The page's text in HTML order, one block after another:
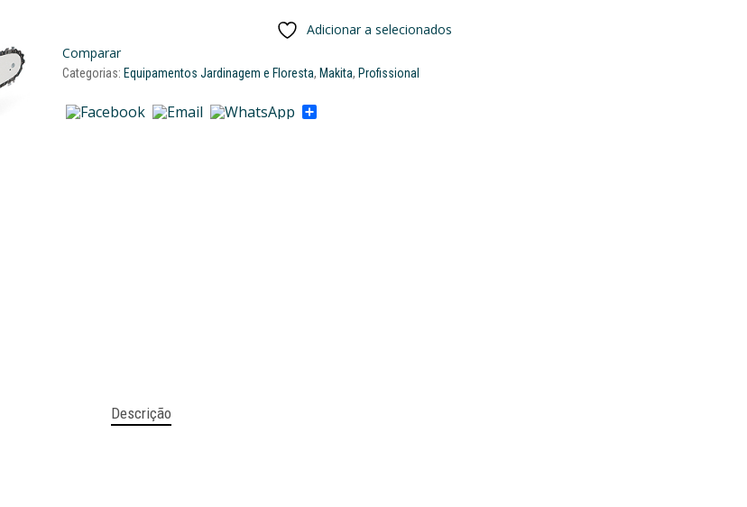
Adicionar a selecionados
Comparar
Categorias: Equipamentos Jardinagem e Floresta, Makita, Profissional
Share
Descrição